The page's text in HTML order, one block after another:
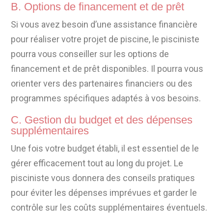
B. Options de financement et de prêt
Si vous avez besoin d’une assistance financière
pour réaliser votre projet de piscine, le pisciniste
pourra vous conseiller sur les options de
financement et de prêt disponibles. Il pourra vous
orienter vers des partenaires financiers ou des
programmes spécifiques adaptés à vos besoins.
C. Gestion du budget et des dépenses
supplémentaires
Une fois votre budget établi, il est essentiel de le
gérer efficacement tout au long du projet. Le
pisciniste vous donnera des conseils pratiques
pour éviter les dépenses imprévues et garder le
contrôle sur les coûts supplémentaires éventuels.